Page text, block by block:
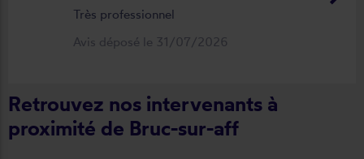
Très professionnel
Avis déposé le 31/07/2026
Retrouvez nos intervenants à
proximité de Bruc-sur-aff